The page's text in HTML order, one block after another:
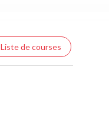
Liste de courses